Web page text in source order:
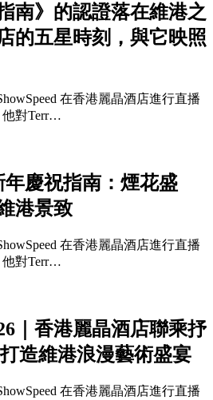
南》的認證落在維港之
的五星時刻，與它映照
在香港麗晶酒店進行直播
他對Terr…
年慶祝指南：煙花盛
港景致
在香港麗晶酒店進行直播
他對Terr…
｜香港麗晶酒店聯乘抒
造維港浪漫藝術盛宴
在香港麗晶酒店進行直播